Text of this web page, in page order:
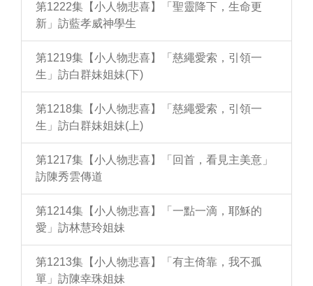
第1222集【小人物悲喜】「聖靈降下，生命更
新」訪藍孝威神學生
第1219集【小人物悲喜】「慈繩愛索，引領一
生」訪白群妹姐妹(下)
第1218集【小人物悲喜】「慈繩愛索，引領一
生」訪白群妹姐妹(上)
第1217集【小人物悲喜】「回首，看見主美意」
訪陳秀雲傳道
第1214集【小人物悲喜】「一點一滴，耶穌的
愛」訪林慧玲姐妹
第1213集【小人物悲喜】「有主倚靠，我不孤
單」訪陳幸珠姐妹